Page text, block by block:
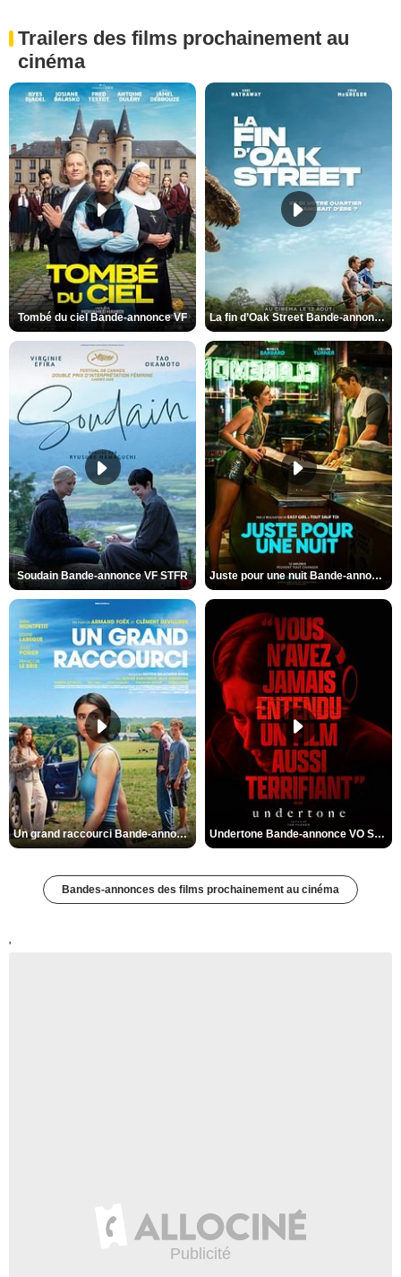
Trailers des films prochainement au
cinéma
Tombé du ciel Bande-annonce VF La fin d’Oak Street Bande-annonce VO STFR
Soudain Bande-annonce VF STFR Juste pour une nuit Bande-annonce VO STFR
Un grand raccourci Bande-annonce VF Undertone Bande-annonce VO STFR
Bandes-annonces des films prochainement au cinéma
'